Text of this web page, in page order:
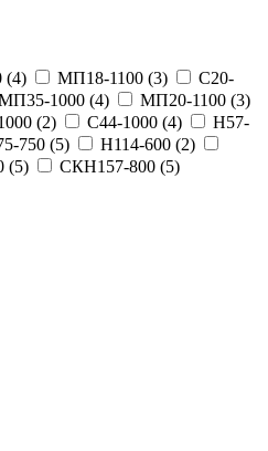
(4) МП18-1100 (3)
С20-
1000 (4)
МП20-1100 (3)
(2) С44-1000 (4)
Н57-
750 (5)
Н114-600 (2)
(5)
СКН157-800 (5)